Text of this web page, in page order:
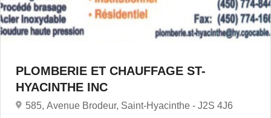
PLOMBERIE ET CHAUFFAGE ST-
HYACINTHE INC
585, Avenue Brodeur, Saint-Hyacinthe - J2S 4J6